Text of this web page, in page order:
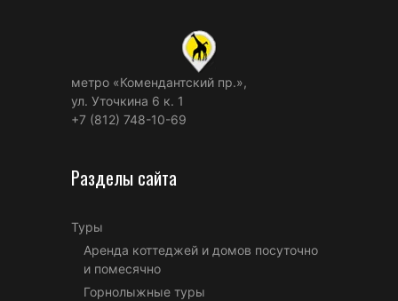
метро «Комендантский пр.»,
ул. Уточкина 6 к. 1
+7 (812) 748-10-69
Разделы сайта
Туры
Аренда коттеджей и домов посуточно
и помесячно
Горнолыжные туры